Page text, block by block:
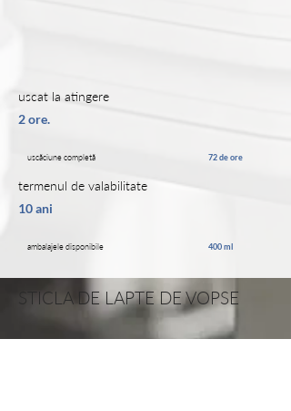
uscat la atingere
2 ore.
uscăciune completă 72 de ore
termenul de valabilitate
10 ani
ambalajele disponibile 400 ml
STICLA DE LAPTE DE VOPSE